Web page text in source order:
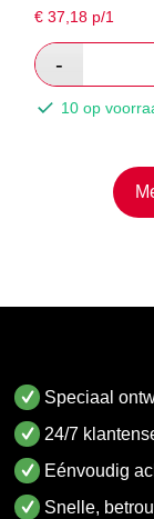
€37,18 p/1
10 op
Speciaal
24/7
Eénvoudig
Snelle,